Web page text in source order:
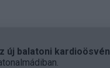
új balatoni